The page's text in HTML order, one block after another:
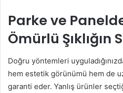
Parke ve
Ömürlü Şıklığın
Doğru yöntemleri
hem estetik görünümü hem de
garanti eder. Yanlış ürünler